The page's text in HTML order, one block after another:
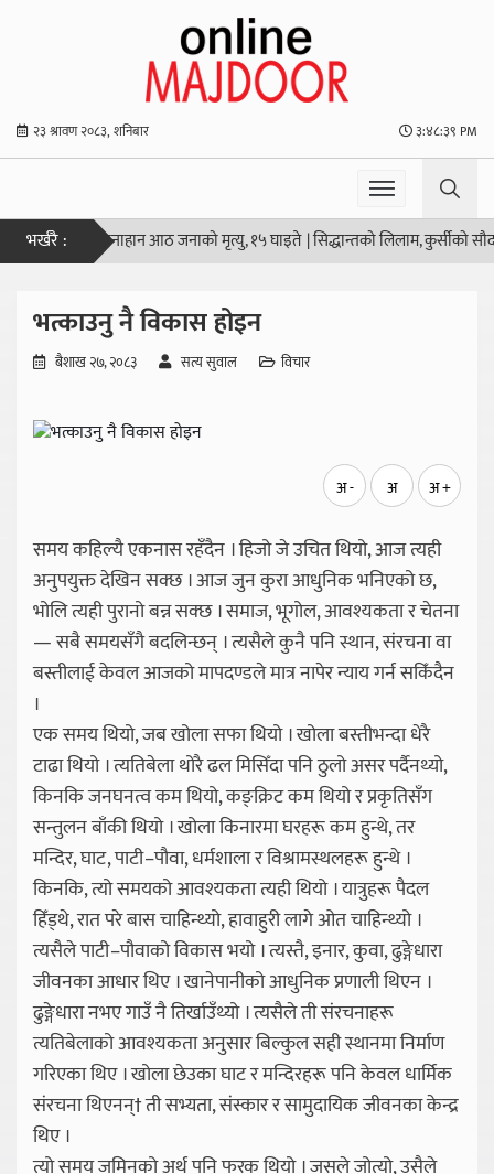
२३ श्रावण २०८३, शनिबार ३:४८:३९ PM
भर्खरै :
गोली हानाहान आठ जनाको मृत्यु, १५ घाइते |सिद्धान्तको लिलाम, कुर्सीको
भत्काउनु नै विकास होइन
बैशाख २७, २०८३ सत्य सुवाल विचार
अ - अ अ +
समय कहिल्यै एकनास रहँदैन । हिजो जे उचित थियो, आज त्यही
अनुपयुक्त देखिन सक्छ । आज जुन कुरा आधुनिक भनिएको छ,
भोलि त्यही पुरानो बन्न सक्छ । समाज, भूगोल, आवश्यकता र चेतना
— सबै समयसँगै बदलिन्छन् । त्यसैले कुनै पनि स्थान, संरचना वा
बस्तीलाई केवल आजको मापदण्डले मात्र नापेर न्याय गर्न सकिँदैन
।
एक समय थियो, जब खोला सफा थियो । खोला बस्तीभन्दा धेरै
टाढा थियो । त्यतिबेला थोरै ढल मिसिँदा पनि ठुलो असर पर्दैनथ्यो,
किनकि जनघनत्व कम थियो, कङ्क्रिट कम थियो र प्रकृतिसँग
सन्तुलन बाँकी थियो । खोला किनारमा घरहरू कम हुन्थे, तर
मन्दिर, घाट, पाटी–पौवा, धर्मशाला र विश्रामस्थलहरू हुन्थे ।
किनकि, त्यो समयको आवश्यकता त्यही थियो । यात्रुहरू पैदल
हिँड्थे, रात परे बास चाहिन्थ्यो, हावाहुरी लागे ओत चाहिन्थ्यो ।
त्यसैले पाटी–पौवाको विकास भयो । त्यस्तै, इनार, कुवा, ढुङ्गेधारा
जीवनका आधार थिए । खानेपानीको आधुनिक प्रणाली थिएन ।
ढुङ्गेधारा नभए गाउँ नै तिर्खाउँथ्यो । त्यसैले ती संरचनाहरू
त्यतिबेलाको आवश्यकता अनुसार बिल्कुल सही स्थानमा निर्माण
गरिएका थिए । खोला छेउका घाट र मन्दिरहरू पनि केवल धार्मिक
संरचना थिएनन्† ती सभ्यता, संस्कार र सामुदायिक जीवनका केन्द्र
थिए ।